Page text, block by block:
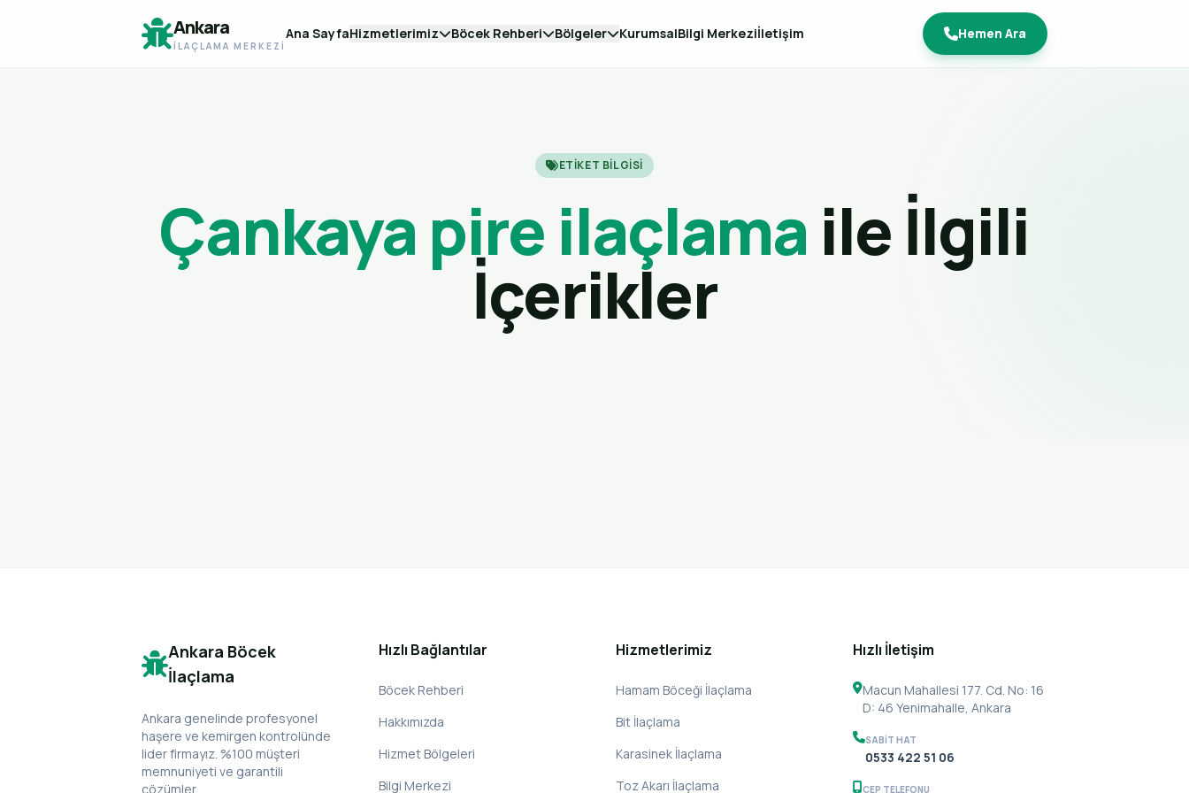
Ankara
İLAÇLAMA MERKEZI
Ana SayfaHizmetlerimiz Böcek Rehberi Bölgeler KurumsalBilgi Merkeziİletişim Hemen Ara
ETIKET BILGISI
Çankaya pire ilaçlama ile İlgili
İçerikler
Ankara Böcek
İlaçlama
Ankara genelinde profesyonel
haşere ve kemirgen kontrolünde
lider firmayız. %100 müşteri
memnuniyeti ve garantili
çözümler.
Hızlı Bağlantılar
Böcek Rehberi
Hakkımızda
Hizmet Bölgeleri
Bilgi Merkezi
Hizmetlerimiz
Hamam Böceği İlaçlama
Bit İlaçlama
Karasinek İlaçlama
Toz Akarı İlaçlama
Hızlı İletişim
Macun Mahallesi 177. Cd. No: 16
D: 46 Yenimahalle, Ankara
SABIT HAT
0533 422 51 06
CEP TELEFONU